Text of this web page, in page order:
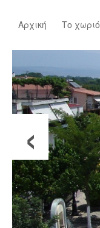
Αρχική Το χωριό
‹